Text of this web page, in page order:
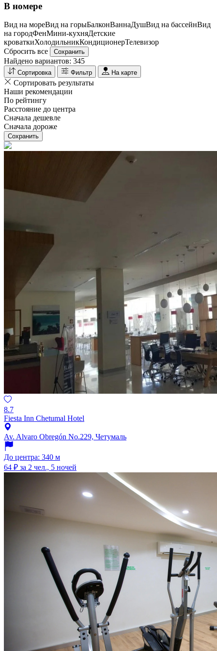
В номере
Вид на мореВид на горыБалконВаннаДушВид на бассейнВид
на городФенМини-кухняДетские
кроваткиХолодильникКондиционерТелевизор
Сбросить все
Сохранить
Найдено вариантов: 345
Сортировка Фильтр На карте
Сортировать результаты
Наши рекомендации
По рейтингу
Расстояние до центра
Сначала дешевле
Сначала дороже
Сохранить
8.7
Fiesta Inn Chetumal Hotel
Av. Alvaro Obregón No.229, Четумаль
До центра: 340 м
64 ₽ за 2 чел., 5 ночей